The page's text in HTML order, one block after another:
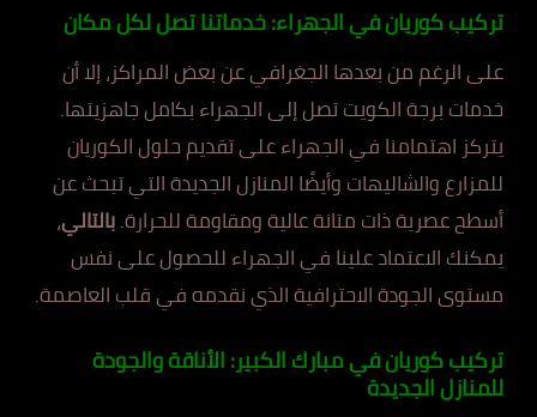
تركيب كوريان في الجهراء: خدماتنا تصل لكل مكان
على الرغم من بعدها الجغرافي عن بعض المراكز، إلا أن
خدمات برجة الكويت تصل إلى الجهراء بكامل جاهزيتها.
يتركز اهتمامنا في الجهراء على تقديم حلول الكوريان
للمزارع والشاليهات وأيضًا المنازل الجديدة التي تبحث عن
أسطح عصرية ذات متانة عالية ومقاومة للحرارة.بالتالي،
يمكنك الاعتماد علينا في الجهراء للحصول على نفس
مستوى الجودة الاحترافية الذي نقدمه في قلب العاصمة.
تركيب كوريان في مبارك الكبير: الأناقة والجودة
للمنازل الجديدة